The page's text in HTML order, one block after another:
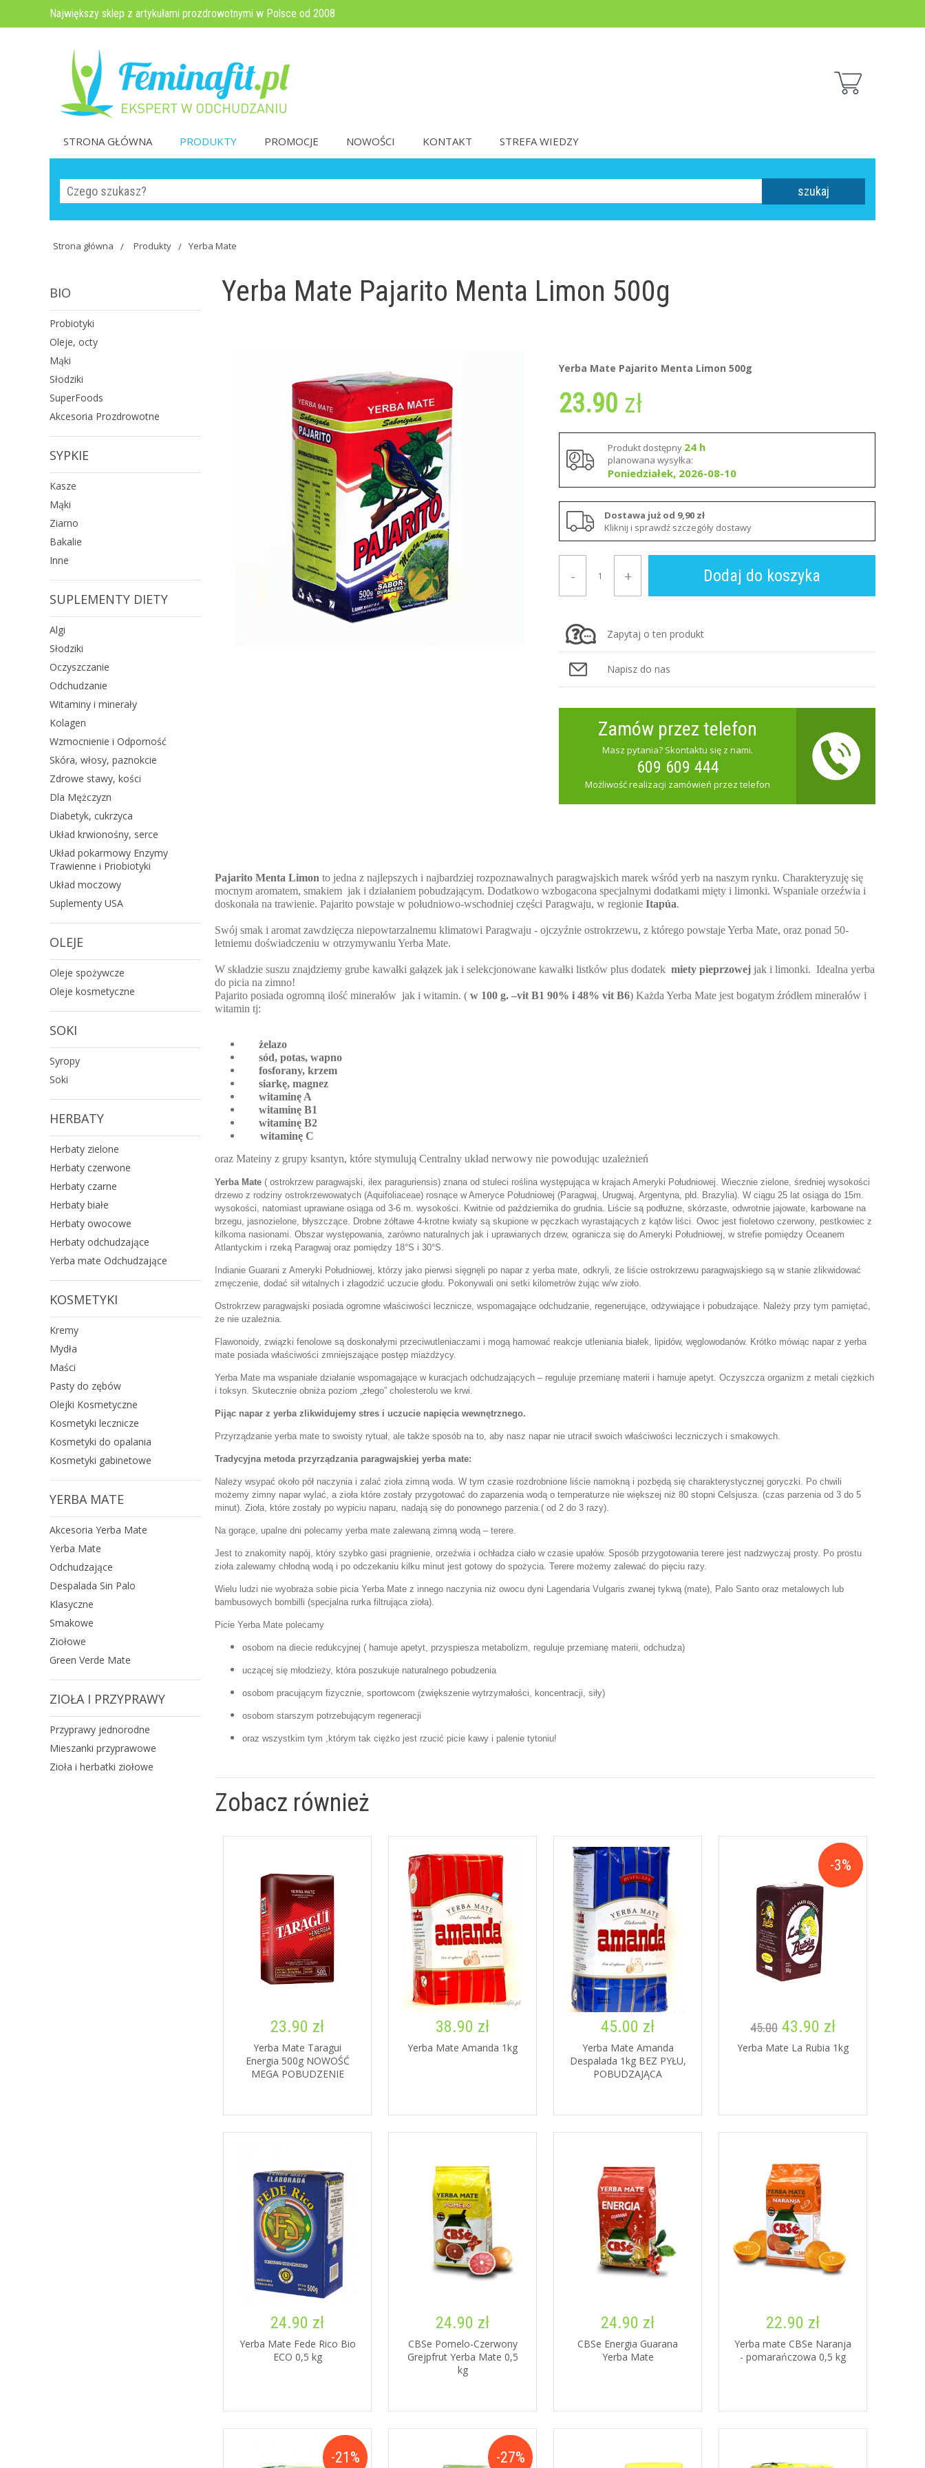
Największy sklep z artykułami prozdrowotnymi w Polsce od 2008
STRONA GŁÓWNA PRODUKTY PROMOCJE NOWOŚCI KONTAKT STREFA WIEDZY
szukaj
Strona główna Produkty Yerba Mate
BIO
Probiotyki
Oleje, octy
Mąki
Słodziki
SuperFoods
Akcesoria Prozdrowotne
SYPKIE
Kasze
Mąki
Ziarno
Bakalie
Inne
SUPLEMENTY DIETY
Algi
Słodziki
Oczyszczanie
Odchudzanie
Witaminy i minerały
Kolagen
Wzmocnienie i Odporność
Skóra, włosy, paznokcie
Zdrowe stawy, kości
Dla Mężczyzn
Diabetyk, cukrzyca
Układ krwionośny, serce
Układ pokarmowy Enzymy
Trawienne i Priobiotyki
Układ moczowy
Suplementy USA
OLEJE
Oleje spożywcze
Oleje kosmetyczne
SOKI
Syropy
Soki
HERBATY
Herbaty zielone
Herbaty czerwone
Herbaty czarne
Herbaty białe
Herbaty owocowe
Herbaty odchudzające
Yerba mate Odchudzające
KOSMETYKI
Kremy
Mydła
Maści
Pasty do zębów
Olejki Kosmetyczne
Kosmetyki lecznicze
Kosmetyki do opalania
Kosmetyki gabinetowe
YERBA MATE
Akcesoria Yerba Mate
Yerba Mate
Odchudzające
Despalada Sin Palo
Klasyczne
Smakowe
Ziołowe
Green Verde Mate
ZIOŁA I PRZYPRAWY
Przyprawy jednorodne
Mieszanki przyprawowe
Zioła i herbatki ziołowe
Yerba Mate Pajarito Menta Limon 500g
Yerba Mate Pajarito Menta Limon 500g
23.90 zł
Produkt dostępny 24 h
planowana wysyłka:
Poniedziałek, 2026-08-10
Dostawa już od 9,90 zł
Kliknij i sprawdź szczegóły dostawy
+
- Dodaj do koszyka
Zapytaj o ten produkt
Napisz do nas
Zamów przez telefon
Masz pytania? Skontaktu się z nami.
609 609 444
Możliwość realizacji zamówień przez telefon
Pajarito Menta Limon to jedna z najlepszych i najbardziej rozpoznawalnych paragwajskich marek wśród yerb na naszym rynku. Charakteryzuję się
mocnym aromatem, smakiem jak i działaniem pobudzającym. Dodatkowo wzbogacona specjalnymi dodatkami mięty i limonki. Wspaniale orzeźwia i
doskonała na trawienie. Pajarito powstaje w południowo-wschodniej części Paragwaju, w regionie Itapúa.
Swój smak i aromat zawdzięcza niepowtarzalnemu klimatowi Paragwaju - ojczyźnie ostrokrzewu, z którego powstaje Yerba Mate, oraz ponad 50-
letniemu doświadczeniu w otrzymywaniu Yerba Mate.
W składzie suszu znajdziemy grube kawałki gałązek jak i selekcjonowane kawałki listków plus dodatek miety pieprzowej jak i limonki. Idealna yerba
do picia na zimno!
Pajarito posiada ogromną ilość minerałów jak i witamin. ( w 100 g. –vit B1 90% i 48% vit B6) Każda Yerba Mate jest bogatym źródłem minerałów i
witamin tj:
żelazo
sód, potas, wapno
fosforany, krzem
siarkę, magnez
witaminę A
witaminę B1
witaminę B2
witaminę C
oraz Mateiny z grupy ksantyn, które stymulują Centralny układ nerwowy nie powodując uzależnień
Yerba Mate ( ostrokrzew paragwajski, ilex paraguriensis) znana od stuleci roślina występująca w krajach Ameryki Południowej. Wiecznie zielone, średniej wysokości
drzewo z rodziny ostrokrzewowatych (Aquifoliaceae) rosnące w Ameryce Południowej (Paragwaj, Urugwaj, Argentyna, płd. Brazylia). W ciągu 25 lat osiąga do 15m.
wysokości, natomiast uprawiane osiąga od 3-6 m. wysokości. Kwitnie od października do grudnia. Liście są podłużne, skórzaste, odwrotnie jajowate, karbowane na
brzegu, jasnozielone, błyszczące. Drobne żółtawe 4-krotne kwiaty są skupione w pęczkach wyrastających z kątów liści. Owoc jest fioletowo czerwony, pestkowiec z
kilkoma nasionami. Obszar występowania, zarówno naturalnych jak i uprawianych drzew, ogranicza się do Ameryki Południowej, w strefie pomiędzy Oceanem
Atlantyckim i rzeką Paragwaj oraz pomiędzy 18°S i 30°S.
Indianie Guarani z Ameryki Południowej, którzy jako pierwsi sięgnęli po napar z yerba mate, odkryli, że liście ostrokrzewu paragwajskiego są w stanie zlikwidować
zmęczenie, dodać sił witalnych i złagodzić uczucie głodu. Pokonywali oni setki kilometrów żując w/w zioło.
Ostrokrzew paragwajski posiada ogromne właściwości lecznicze, wspomagające odchudzanie, regenerujące, odżywiające i pobudzające. Należy przy tym pamiętać,
że nie uzależnia.
Flawonoidy, związki fenolowe są doskonałymi przeciwutleniaczami i mogą hamować reakcje utleniania białek, lipidów, węglowodanów. Krótko mówiąc napar z yerba
mate posiada właściwości zmniejszające postęp miażdżycy.
Yerba Mate ma wspaniałe działanie wspomagające w kuracjach odchudzających – reguluje przemianę materii i hamuje apetyt. Oczyszcza organizm z metali ciężkich
i toksyn. Skutecznie obniża poziom „złego” cholesterolu we krwi.
Pijąc napar z yerba zlikwidujemy stres i uczucie napięcia wewnętrznego.
Przyrządzanie yerba mate to swoisty rytuał, ale także sposób na to, aby nasz napar nie utracił swoich właściwości leczniczych i smakowych.
Tradycyjna metoda przyrządzania paragwajskiej yerba mate:
Należy wsypać około pół naczynia i zalać zioła zimną woda. W tym czasie rozdrobnione liście namokną i pozbędą się charakterystycznej goryczki. Po chwili
możemy zimny napar wylać, a zioła które zostały przygotować do zaparzenia wodą o temperaturze nie większej niż 80 stopni Celsjusza. (czas parzenia od 3 do 5
minut). Zioła, które zostały po wypiciu naparu, nadają się do ponownego parzenia.( od 2 do 3 razy).
Na gorące, upalne dni polecamy yerba mate zalewaną zimną wodą – terere.
Jest to znakomity napój, który szybko gasi pragnienie, orzeźwia i ochładza ciało w czasie upałów. Sposób przygotowania terere jest nadzwyczaj prosty. Po prostu
zioła zalewamy chłodną wodą i po odczekaniu kilku minut jest gotowy do spożycia. Terere możemy zalewać do pięciu razy.
Wielu ludzi nie wyobraża sobie picia Yerba Mate z innego naczynia niż owocu dyni Lagendaria Vulgaris zwanej tykwą (mate), Palo Santo oraz metalowych lub
bambusowych bombilli (specjalna rurka filtrująca zioła).
Picie Yerba Mate polecamy
osobom na diecie redukcyjnej ( hamuje apetyt, przyspiesza metabolizm, reguluje przemianę materii, odchudza)
uczącej się młodzieży, która poszukuje naturalnego pobudzenia
osobom pracującym fizycznie, sportowcom (zwiększenie wytrzymałości, koncentracji, siły)
osobom starszym potrzebującym regeneracji
oraz wszystkim tym ,którym tak ciężko jest rzucić picie kawy i palenie tytoniu!
Zobacz również
23.90 zł
Yerba Mate Taragui
Energia 500g NOWOŚĆ
MEGA POBUDZENIE
38.90 zł
Yerba Mate Amanda 1kg
45.00 zł
Yerba Mate Amanda
Despalada 1kg BEZ PYŁU,
POBUDZAJĄCA
-3%
45.00 43.90 zł
Yerba Mate La Rubia 1kg
24.90 zł
Yerba Mate Fede Rico Bio
ECO 0,5 kg
24.90 zł
CBSe Pomelo-Czerwony
Grejpfrut Yerba Mate 0,5
kg
24.90 zł
CBSe Energia Guarana
Yerba Mate
22.90 zł
Yerba mate CBSe Naranja
- pomarańczowa 0,5 kg
-21% -27%